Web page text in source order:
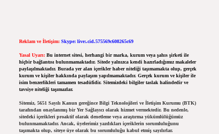
Reklam ve İletişim: Skype: live:.cid.575569c608265c69
Yasal Uyarı: Bu internet sitesi, herhangi bir marka, kurum veya şahıs şirketi ile
hiçbir bağlantısı bulunmamaktadır. Sitede yalnızca kendi hazırladığımız makaleler
paylaşılmaktadır. Burada yer alan içerikler haber niteliği taşımamakta olup, gerçek
kurum ve kişiler hakkında paylaşım yapılmamaktadır. Gerçek kurum ve kişiler ile
isim benzerlikleri tamamen tesadüfidir. Sitemizdeki bilgiler taslak halindedir ve
tavsiye niteliği taşımazlar.
Sitemiz, 5651 Sayılı Kanun gereğince Bilgi Teknolojileri ve İletişim Kurumu (BTK)
tarafından onaylanmış bir Yer Sağlayıcı olarak hizmet vermektedir. Bu nedenle,
sitedeki içerikleri proaktif olarak denetleme veya araştırma yükümlülüğümüz
bulunmamaktadır. Ancak, üyelerimiz yazdıkları içeriklerin sorumluluğunu
taşımakta olup, siteye üye olarak bu sorumluluğu kabul etmiş sayılırlar.